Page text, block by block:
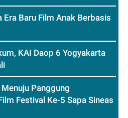
Era Baru Film Anak Berbasis
KAI Daop 6 Yogyakarta
Panggung
Festival Ke-5 Sapa Sineas